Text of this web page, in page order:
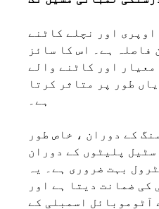
اور نچلے کاٹنے
فاصلہ ہے۔ اس کا سائز
اور کاٹنے والے
طور پر متاثر کرتا
ہے۔
کے دوران ، خاص طور
پلیٹوں کے دوران
بہت ضروری ہے۔ یہ
کی ضمانت دیتا ہے اور
آٹوموبائل اسمبلی کے